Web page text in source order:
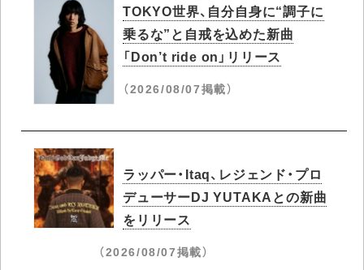
TOKYO世界、自分自身に“調子に
乗るな”と自戒を込めた新曲
「Don’t ride on」リリース
（2026/08/07掲載）
ラッパー・Itaq、レジェンド・プロ
デューサーDJ YUTAKAとの新曲
をリリース
（2026/08/07掲載）